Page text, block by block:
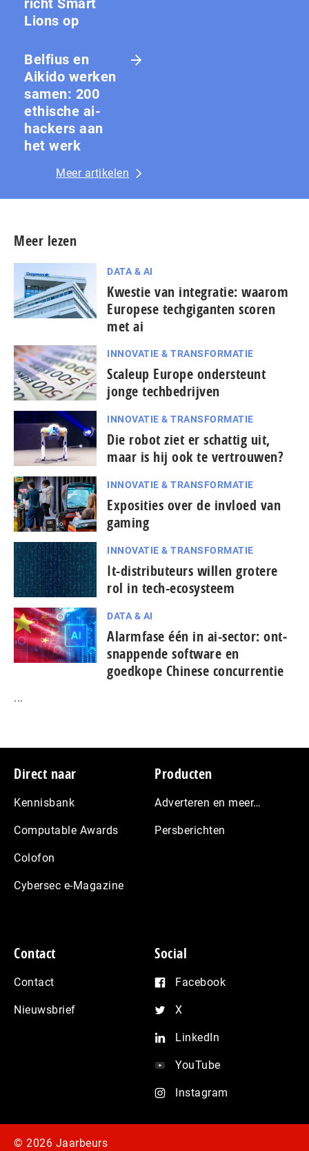
Lions op
Belfius en
Aikido werken
samen: 200
ethische ai-
hackers aan
het werk
Meer artikelen
Meer lezen
DATA & AI
Kwestie van integratie: waarom
Europese techgiganten scoren
met ai
INNOVATIE & TRANSFORMATIE
Scaleup Europe ondersteunt
jonge techbedrijven
INNOVATIE & TRANSFORMATIE
Die robot ziet er schattig uit,
maar is hij ook te vertrouwen?
INNOVATIE & TRANSFORMATIE
Exposities over de invloed van
gaming
INNOVATIE & TRANSFORMATIE
It-dis­tri­bu­teurs willen grotere
rol in tech-ecosysteem
DATA & AI
Alarmfase één in ai-sector: ont­
snap­pen­de software en
goedkope Chinese con­cur­ren­tie
...
Footer
Direct naar
Kennisbank
Computable Awards
Colofon
Cybersec e-Magazine
Producten
Adverteren en meer…
Persberichten
Contact
Contact
Nieuwsbrief
Social
Facebook
X
LinkedIn
YouTube
Instagram
© 2026 Jaarbeurs